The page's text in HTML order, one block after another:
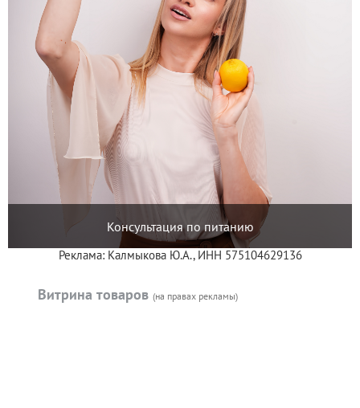
Консультация по питанию
Реклама: Калмыкова Ю.А., ИНН 575104629136
Витрина товаров (на правах рекламы)